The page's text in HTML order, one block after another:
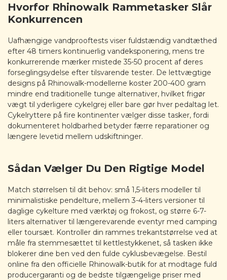
Hvorfor Rhinowalk Rammetasker Slår
Konkurrencen
Uafhængige vandprooftests viser fuldstændig vandtæthed
efter 48 timers kontinuerlig vandeksponering, mens tre
konkurrerende mærker mistede 35-50 procent af deres
forseglingsydelse efter tilsvarende tester. De lettvægtige
designs på Rhinowalk-modellerne koster 200-400 gram
mindre end traditionelle tunge alternativer, hvilket frigør
vægt til yderligere cykelgrej eller bare gør hver pedaltag let.
Cykelryttere på fire kontinenter vælger disse tasker, fordi
dokumenteret holdbarhed betyder færre reparationer og
længere levetid mellem udskiftninger.
Sådan Vælger Du Den Rigtige Model
Match størrelsen til dit behov: små 1,5-liters modeller til
minimalistiske pendelture, mellem 3-4-liters versioner til
daglige cykelture med værktøj og frokost, og større 6-7-
liters alternativer til længerevarende eventyr med camping
eller toursæt. Kontroller din rammes trekantstørrelse ved at
måle fra stemmesættet til kettlestykkenet, så tasken ikke
blokerer dine ben ved den fulde cyklusbevægelse. Bestil
online fra den officielle Rhinowalk-butik for at modtage fuld
producergaranti og de bedste tilgængelige priser med